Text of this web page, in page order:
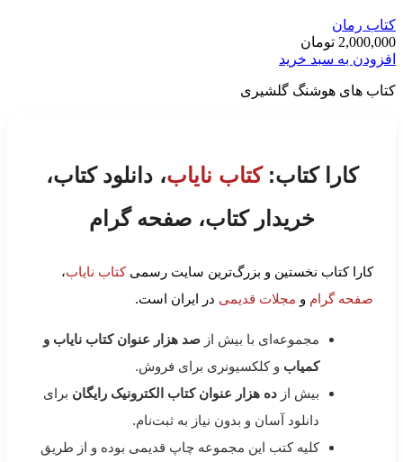
کتاب رمان
2,000,000 تومان
افزودن به سبد خرید
کتاب های هوشنگ گلشیری
کارا کتاب:کتاب نایاب، دانلود کتاب،
خریدار کتاب، صفحه گرام
کارا کتاب نخستین و بزرگ‌ترین سایت رسمیکتاب نایاب،
صفحه گرام و مجلات قدیمی در ایران است.
مجموعه‌ای با بیش از صد هزار عنوان کتاب نایاب و
کمیاب و کلکسیونری برای فروش.
بیش از ده هزار عنوان کتاب الکترونیک رایگان برای
دانلود آسان و بدون نیاز به ثبت‌نام.
کلیه کتب این مجموعه چاپ قدیمی بوده و از طریق